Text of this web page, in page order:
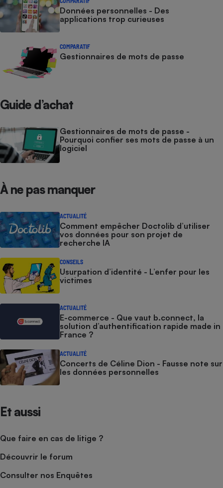
Données personnelles - Des
applications trop curieuses
COMPARATIF
Gestionnaires de mots de passe
Guide d’achat
Gestionnaires de mots de passe -
Pourquoi confier ses mots de passe à un
logiciel
À ne pas manquer
ACTUALITÉ
Comment empêcher Doctolib d’utiliser
vos données pour son projet de
recherche IA
CONSEILS
Usurpation d’identité - L’enfer pour les
victimes
ACTUALITÉ
E-commerce - Que vaut b.connect, la
solution d’authentification rapide made in
France ?
ACTUALITÉ
Concerts de Céline Dion - Fausse note sur
les données personnelles
Et aussi
Que faire en cas de litige ?
Découvrir le forum
Consulter nos Enquêtes